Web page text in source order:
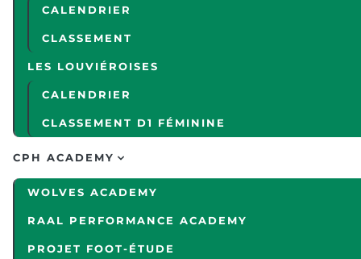
CALENDRIER
CLASSEMENT
LES LOUVIÉROISES
CALENDRIER
CLASSEMENT D1 FÉMININE
CPH ACADEMY
WOLVES ACADEMY
RAAL PERFORMANCE ACADEMY
PROJET FOOT-ÉTUDE